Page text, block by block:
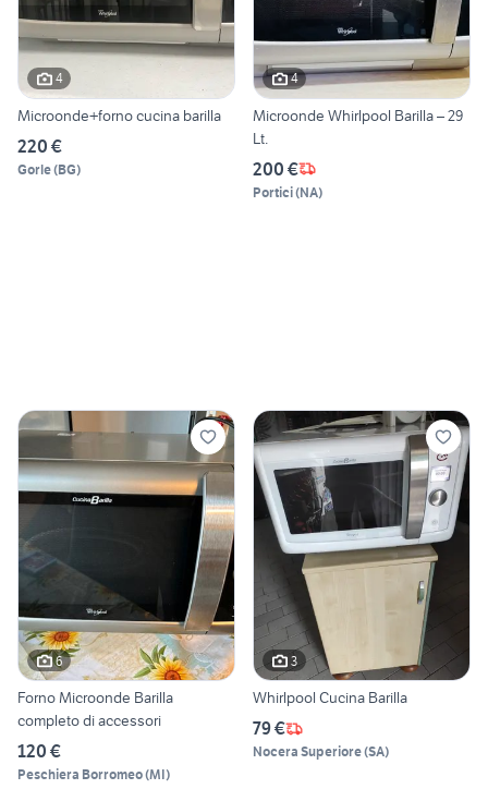
4
Microonde+forno cucina barilla
220 €
Gorle(BG)
4
Microonde Whirlpool Barilla – 29
Lt.
200 €
Portici(NA)
6
Forno Microonde Barilla
completo di accessori
120 €
Peschiera Borromeo(MI)
3
Whirlpool Cucina Barilla
79 €
Nocera Superiore(SA)